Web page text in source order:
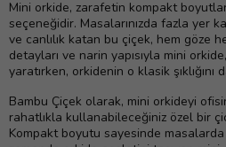
Mini orkide, zarafetin kompakt
seçeneğidir. Masalarınızda fazla yer
ve canlılık katan bu çiçek, hem göze
detayları ve narin yapısıyla mini
yaratırken, orkidenin o klasik şıklığını
Bambu Çiçek olarak, mini orkideyi
rahatlıkla kullanabileceğiniz özel bir
Kompakt boyutu sayesinde